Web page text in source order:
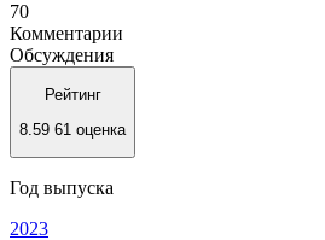
70
Комментарии
Обсуждения
Рейтинг
8.59 61 оценка
Год выпуска
2023